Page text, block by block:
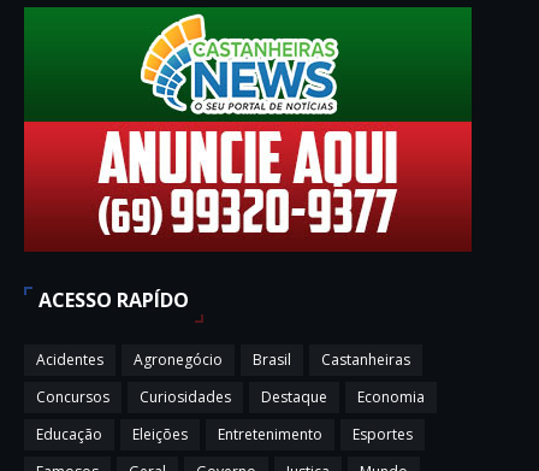
ACESSO RAPÍDO
Acidentes Agronegócio Brasil
Castanheiras
Concursos
Curiosidades Destaque
Economia
Educação
Eleições Entretenimento
Esportes